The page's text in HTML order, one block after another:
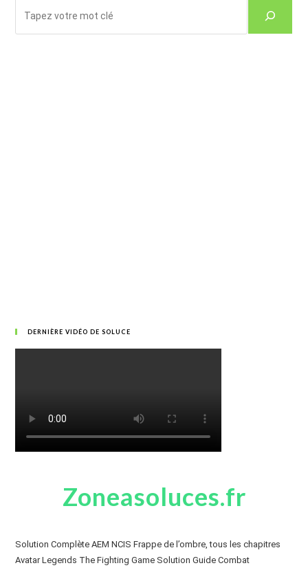
DERNIÈRE VIDÉO DE SOLUCE
Zoneasoluces.fr
Solution Complète AEM NCIS Frappe de l’ombre, tous les chapitres
Avatar Legends The Fighting Game Solution Guide Combat